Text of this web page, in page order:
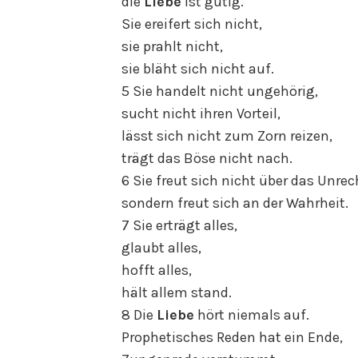
Sie ereifert sich nicht,
sie prahlt nicht,
sie bläht sich nicht auf.
5 Sie handelt nicht ungehörig,
sucht nicht ihren Vorteil,
lässt sich nicht zum Zorn reizen,
trägt das Böse nicht nach.
6 Sie freut sich nicht über das
sondern freut sich an der Wahrheit.
7 Sie erträgt alles,
glaubt alles,
hofft alles,
hält allem stand.
8 Die Liebe hört niemals auf.
Prophetisches Reden hat ein Ende,